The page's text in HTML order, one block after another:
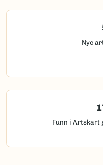
Nye
Funn i Artskart